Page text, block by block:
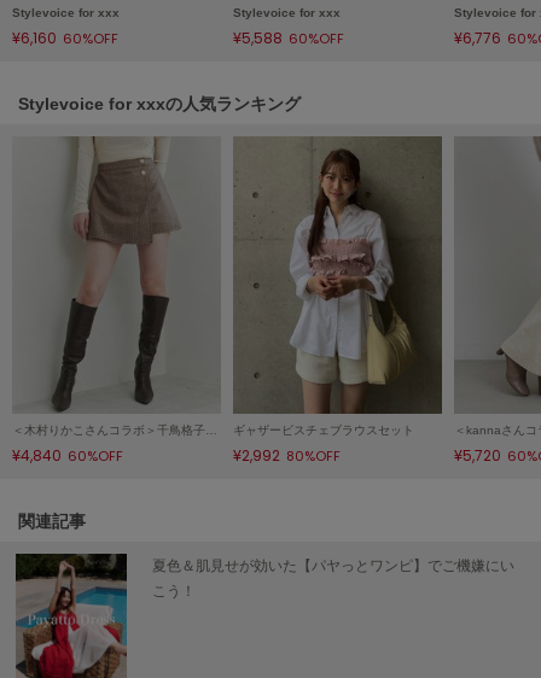
モワージュ
ミュシャ
NEW Balance
ニューバランス
NIKE
ナイキ
NOWNS
ナウンス
null.
Stylevoice for xxx
¥6,160 60%OFF
Stylevoice for xxx
¥5,588 60%OFF
Stylevoice for
¥6,776
Stylevoice for xxxの人気ランキング
＜木村りかこさんコラボ＞千鳥格子ミニスカショーパン【セットアップ対応可能】
¥4,840 60%OFF
ギャザービスチェブラウスセット
¥2,992 80%OFF ¥5,720
関連記事
夏色＆肌見せが効いた【パヤっとワンピ】でご機嫌にい
こう！